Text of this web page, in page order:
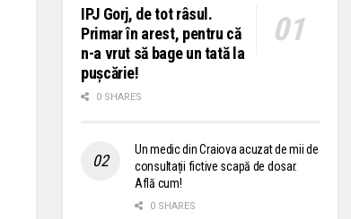
IPJ Gorj, de tot râsul.
Primar în arest, pentru că
n-a vrut să bage un tată la
pușcărie!
0 SHARES
Un medic din Craiova acuzat de mii de
consultații fictive scapă de dosar.
Află cum!
0 SHARES